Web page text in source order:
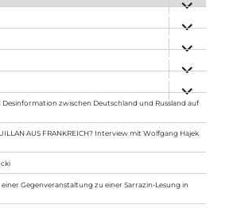
anzeigen
anzeigen
anzeigen
anzeigen
anzeigen
Desinformation zwischen Deutschland und Russland auf
AUS FRANKREICH? Interview mit Wolfgang Hajek
Gegenveranstaltung zu einer Sarrazin-Lesung in